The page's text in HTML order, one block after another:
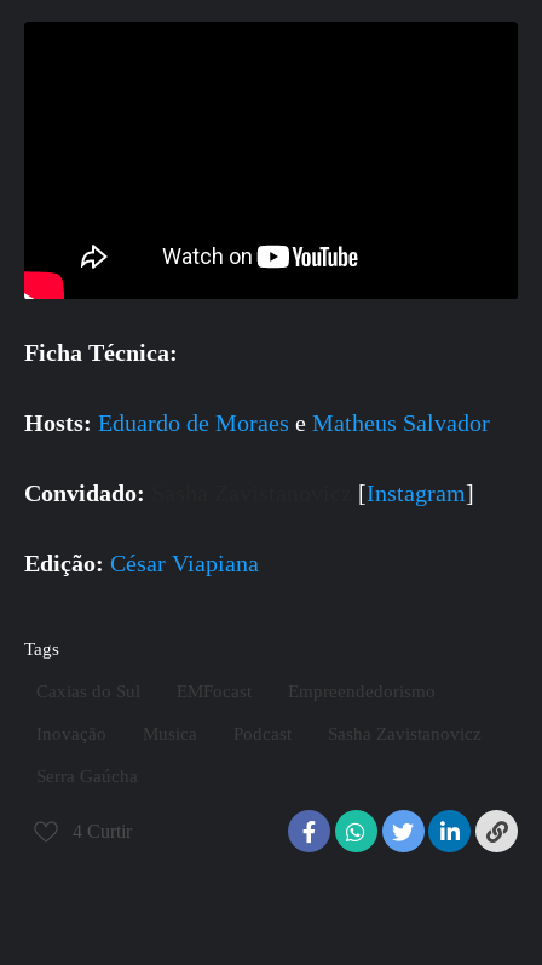
Ficha Técnica:
Hosts: Eduardo de Moraes e Matheus Salvador
Convidado: [Instagram]
Edição: César Viapiana
Tags
Caxias do Sul EMFocast Empreendedorismo
Inovação Musica Podcast Sasha Zavistanovicz
Serra Gaúcha
4 Curtir